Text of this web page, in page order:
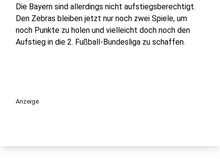
Die Bayern sind allerdings nicht aufstiegsberechtigt.
Den Zebras bleiben jetzt nur noch zwei Spiele, um
noch Punkte zu holen und vielleicht doch noch den
Aufstieg in die 2. Fußball-Bundesliga zu schaffen.
Anzeige